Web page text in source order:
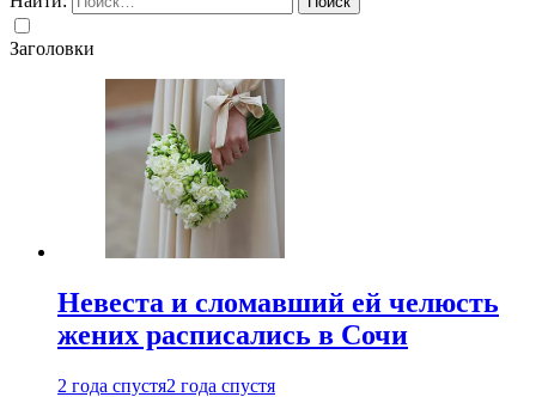
Заголовки
Невеста и сломавший ей челюсть
жених расписались в Сочи
2 года спустя2 года спустя